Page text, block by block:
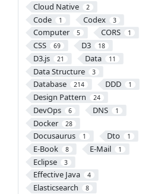
Cloud Native 2
Code 1 Codex 3
Computer 5 CORS 1
CSS 69 D3 18
D3.js 21 Data 11
Data Structure 3
Database 214 DDD 1
Design Pattern 24
DevOps 6 DNS 1
Docker 28
Docusaurus 1 Dto 1
E-Book 8 E-Mail 1
Eclipse 3
Effective Java 4
Elasticsearch 8